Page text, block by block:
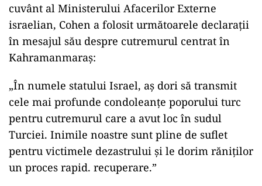
cuvânt al Ministerului Afacerilor Externe
israelian, Cohen a folosit următoarele declarații
în mesajul său despre cutremurul centrat în
Kahramanmaraș:
„În numele statului Israel, aș dori să transmit
cele mai profunde condoleanțe poporului turc
pentru cutremurul care a avut loc în sudul
Turciei. Inimile noastre sunt pline de suflet
pentru victimele dezastrului și le dorim răniților
un proces rapid. recuperare.”